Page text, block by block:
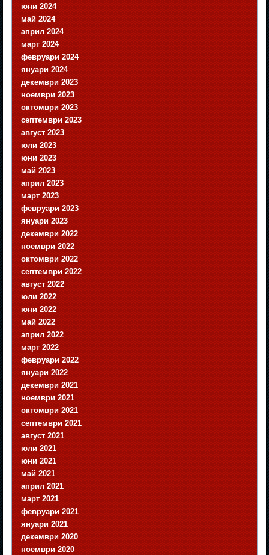
юни 2024
май 2024
април 2024
март 2024
февруари 2024
януари 2024
декември 2023
ноември 2023
октомври 2023
септември 2023
август 2023
юли 2023
юни 2023
май 2023
април 2023
март 2023
февруари 2023
януари 2023
декември 2022
ноември 2022
октомври 2022
септември 2022
август 2022
юли 2022
юни 2022
май 2022
април 2022
март 2022
февруари 2022
януари 2022
декември 2021
ноември 2021
октомври 2021
септември 2021
август 2021
юли 2021
юни 2021
май 2021
април 2021
март 2021
февруари 2021
януари 2021
декември 2020
ноември 2020